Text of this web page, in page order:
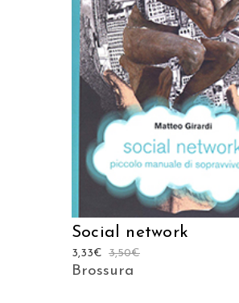
AGGIUNGI AL CARRELLO
Social network
3,50€
3,33€
Brossura